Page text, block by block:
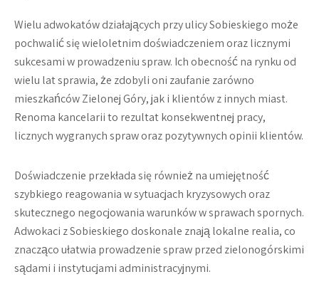
Wielu adwokatów działających przy ulicy Sobieskiego może
pochwalić się wieloletnim doświadczeniem oraz licznymi
sukcesami w prowadzeniu spraw. Ich obecność na rynku od
wielu lat sprawia, że zdobyli oni zaufanie zarówno
mieszkańców Zielonej Góry, jak i klientów z innych miast.
Renoma kancelarii to rezultat konsekwentnej pracy,
licznych wygranych spraw oraz pozytywnych opinii klientów.
Doświadczenie przekłada się również na umiejętność
szybkiego reagowania w sytuacjach kryzysowych oraz
skutecznego negocjowania warunków w sprawach spornych.
Adwokaci z Sobieskiego doskonale znają lokalne realia, co
znacząco ułatwia prowadzenie spraw przed zielonogórskimi
sądami i instytucjami administracyjnymi.